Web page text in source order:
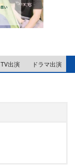
M
u
t
TV出演 ドラマ出演